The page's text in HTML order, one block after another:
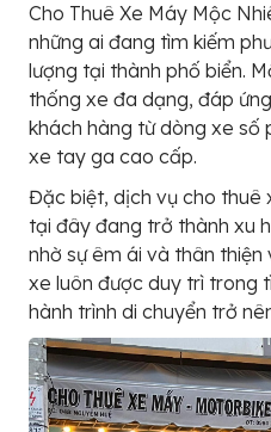
Cho Thuê Xe Máy Mộc
những ai đang tìm kiếm
lượng tại thành phố biển.
thống xe đa dạng, đáp
khách hàng từ dòng xe số
xe tay ga cao cấp.
Đặc biệt, dịch vụ cho thuê
tại đây đang trở thành xu
nhờ sự êm ái và thân
xe luôn được duy trì trong
hành trình di chuyển trở